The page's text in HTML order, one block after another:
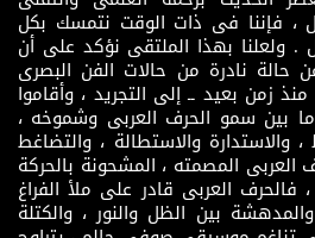
، فإننا فى ذات الوقت نتمسك بكل
. ولعلنا بهذا الملتقى نؤكد على أن
حالة نادرة من حالات الفن البصرى
زمن بعيد ــ إلى التجريد ، وأقاموا
بين سمو الحرف العربى وشموخه ،
والاستدارة والاستطالة ، والتضاغط
العربى المصمته ، المشحونة بالحركة
فالحرف العربى قادر على ملأ الفراغ
بين الظل والنور ، والكتلة